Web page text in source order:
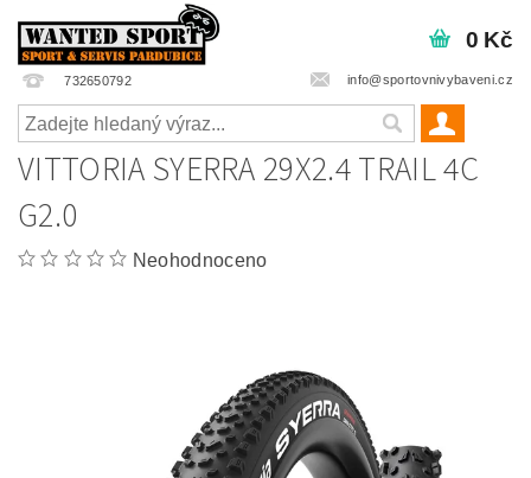
732650792 info@sportovnivybaveni.cz
0 Kč
VITTORIA SYERRA 29X2.4 TRAIL 4C
G2.0
Neohodnoceno